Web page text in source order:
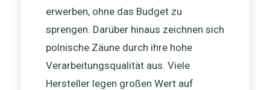
erwerben, ohne das Budget zu
sprengen. Darüber hinaus zeichnen sich
polnische Zäune durch ihre hohe
Verarbeitungsqualität aus. Viele
Hersteller legen großen Wert auf